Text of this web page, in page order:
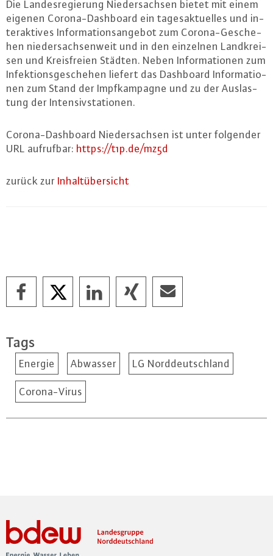
Die Lan­des­re­gie­rung Nie­der­sach­sen bietet mit einem
eigenen Co­ro­na-Da­sh­board ein ta­ges­ak­tu­el­les und in­
ter­ak­ti­ves In­for­ma­ti­ons­an­ge­bot zum Co­ro­na-Ge­sche­
hen nie­der­sach­sen­weit und in den einzelnen Land­krei­
sen und Kreis­frei­en Städten. Neben In­for­ma­tio­nen zum
In­fek­ti­ons­ge­sche­hen liefert das Dashboard In­for­ma­tio­
nen zum Stand der Impf­kam­pa­gne und zu der Aus­las­
tung der In­ten­siv­sta­tio­nen.
Co­ro­na-Da­sh­board Nie­der­sach­sen ist unter folgender
URL aufrufbar: https://​t1p.​de/​mz5d
zurück zur In­halt­über­sicht
Tags
Energie Abwasser LG Norddeutschland
Corona-Virus